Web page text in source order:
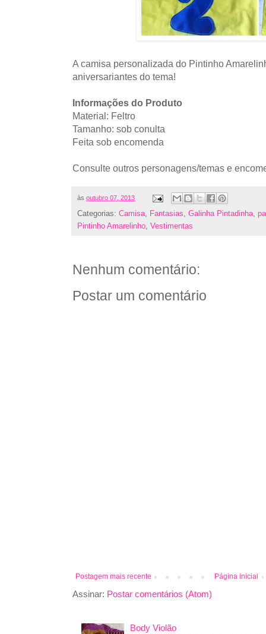
A camisa personalizada do Pintinho
aniversariantes do tema!
Informações do Produto
Material: Feltro
Tamanho: sob conulta
Feita sob encomenda
Consulte outros personagens/temas e
às outubro 07, 2013
Categorias: Camisa, Fantasias, Galinha Pintadinha,
Pintinho Amarelinho, Vestimentas
Nenhum comentário:
Postar um comentário
Postagem mais recente Página inicial
Assinar: Postar comentários (Atom)
Body Violão